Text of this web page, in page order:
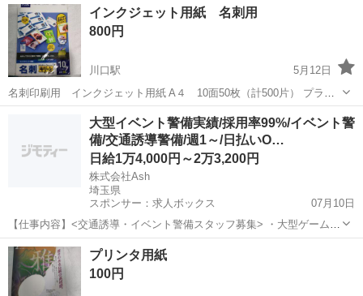
Tablet - Bluetooth対応: はい - サイズ:...
埼玉 川口市 川口駅 その他 Bluetooth
インクジェット用紙 名刺用
800円
川口駅
5月12日
名刺印刷用 インクジェット用紙 A４ 10面50枚（計500片） プラス
株式会社の日本製
川口駅 OA用品 用紙
大型イベント警備実績/採用率99%/イベント警
備/交通誘導警備/週1～/日払いO…
日給1万4,000円～2万3,200円
株式会社Ash
埼玉県
スポンサー：求人ボックス
07月10日
【仕事内容】<交通誘導・イベント警備スタッフ募集> ・大型ゲームイ
ベント ・スポーツ・地域イベント ・工事現場 など、さまざまな現場
で「安全を支える」警備会社です。 若手スタッフも多数活躍中! 未経
験スタートがほとんどなので、初め...
アルバイト・パート
プリンタ用紙
100円